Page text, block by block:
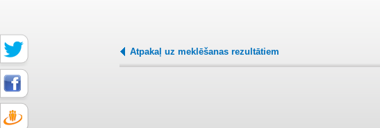
Atpakaļ uz meklēšanas rezultātiem